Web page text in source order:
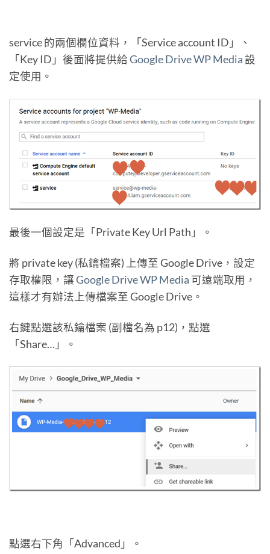
service 的兩個欄位資料，「Service account ID」、
「Key ID」後面將提供給Google Drive WP Media設
定使用。
最後一個設定是「Private Key Url Path」。
將 private key (私鑰檔案) 上傳至 Google Drive，設定
存取權限，讓Google Drive WP Media 可遠端取用，
這樣才有辦法上傳檔案至 Google Drive。
右鍵點選該私鑰檔案 (副檔名為 p12)，點選
「Share…」。
點選右下角「Advanced」。